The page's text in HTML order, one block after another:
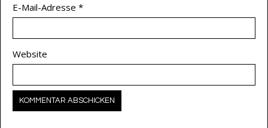
E-Mail-Adresse *
Website